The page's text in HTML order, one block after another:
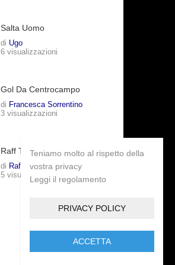
Salta Uomo
di Ugo
6 visualizzazioni
Gol Da Centrocampo
di Francesca Sorrentino
3 visualizzazioni
Raff Tiro Forte
di Raff Dkdk
5 visualizzazioni
Teniamo molto al rispetto della
vostra privacy
Leggi il regolamento
PRIVACY POLICY
ACCETTA